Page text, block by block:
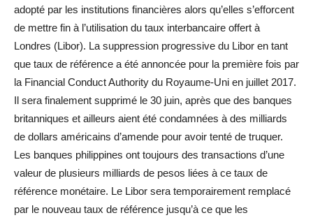
adopté par les institutions financières alors qu’elles s’efforcent
de mettre fin à l’utilisation du taux interbancaire offert à
Londres (Libor). La suppression progressive du Libor en tant
que taux de référence a été annoncée pour la première fois par
la Financial Conduct Authority du Royaume-Uni en juillet 2017.
Il sera finalement supprimé le 30 juin, après que des banques
britanniques et ailleurs aient été condamnées à des milliards
de dollars américains d’amende pour avoir tenté de truquer.
Les banques philippines ont toujours des transactions d’une
valeur de plusieurs milliards de pesos liées à ce taux de
référence monétaire. Le Libor sera temporairement remplacé
par le nouveau taux de référence jusqu’à ce que les